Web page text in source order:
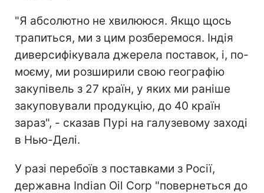
"Я абсолютно не хвилююся. Якщо щось
трапиться, ми з цим розберемося. Індія
диверсифікувала джерела поставок, і, по-
моєму, ми розширили свою географію
закупівель з 27 країн, у яких ми раніше
закуповували продукцію, до 40 країн
зараз", - сказав Пурі на галузевому заході
в Нью-Делі.
У разі перебоїв з поставками з Росії,
державна Indian Oil Corp "повернеться до